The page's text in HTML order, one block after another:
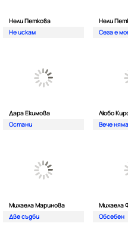
Нели Петкова
Не искам
Нели
Сега е
Дара Екимова
Остани
Любо
Вече
Михаела Маринова
Две съдби
Михаела
Обсебен